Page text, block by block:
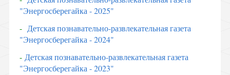
"Энергосберегайка - 2025"
- Детская познавательно-развлекательная газета
"Энергосберегайка - 2024"
- Детская познавательно-развлекательная газета
"Энергосберегайка - 2023"